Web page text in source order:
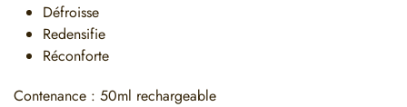
Défroisse
Redensifie
Réconforte
Contenance : 50ml rechargeable